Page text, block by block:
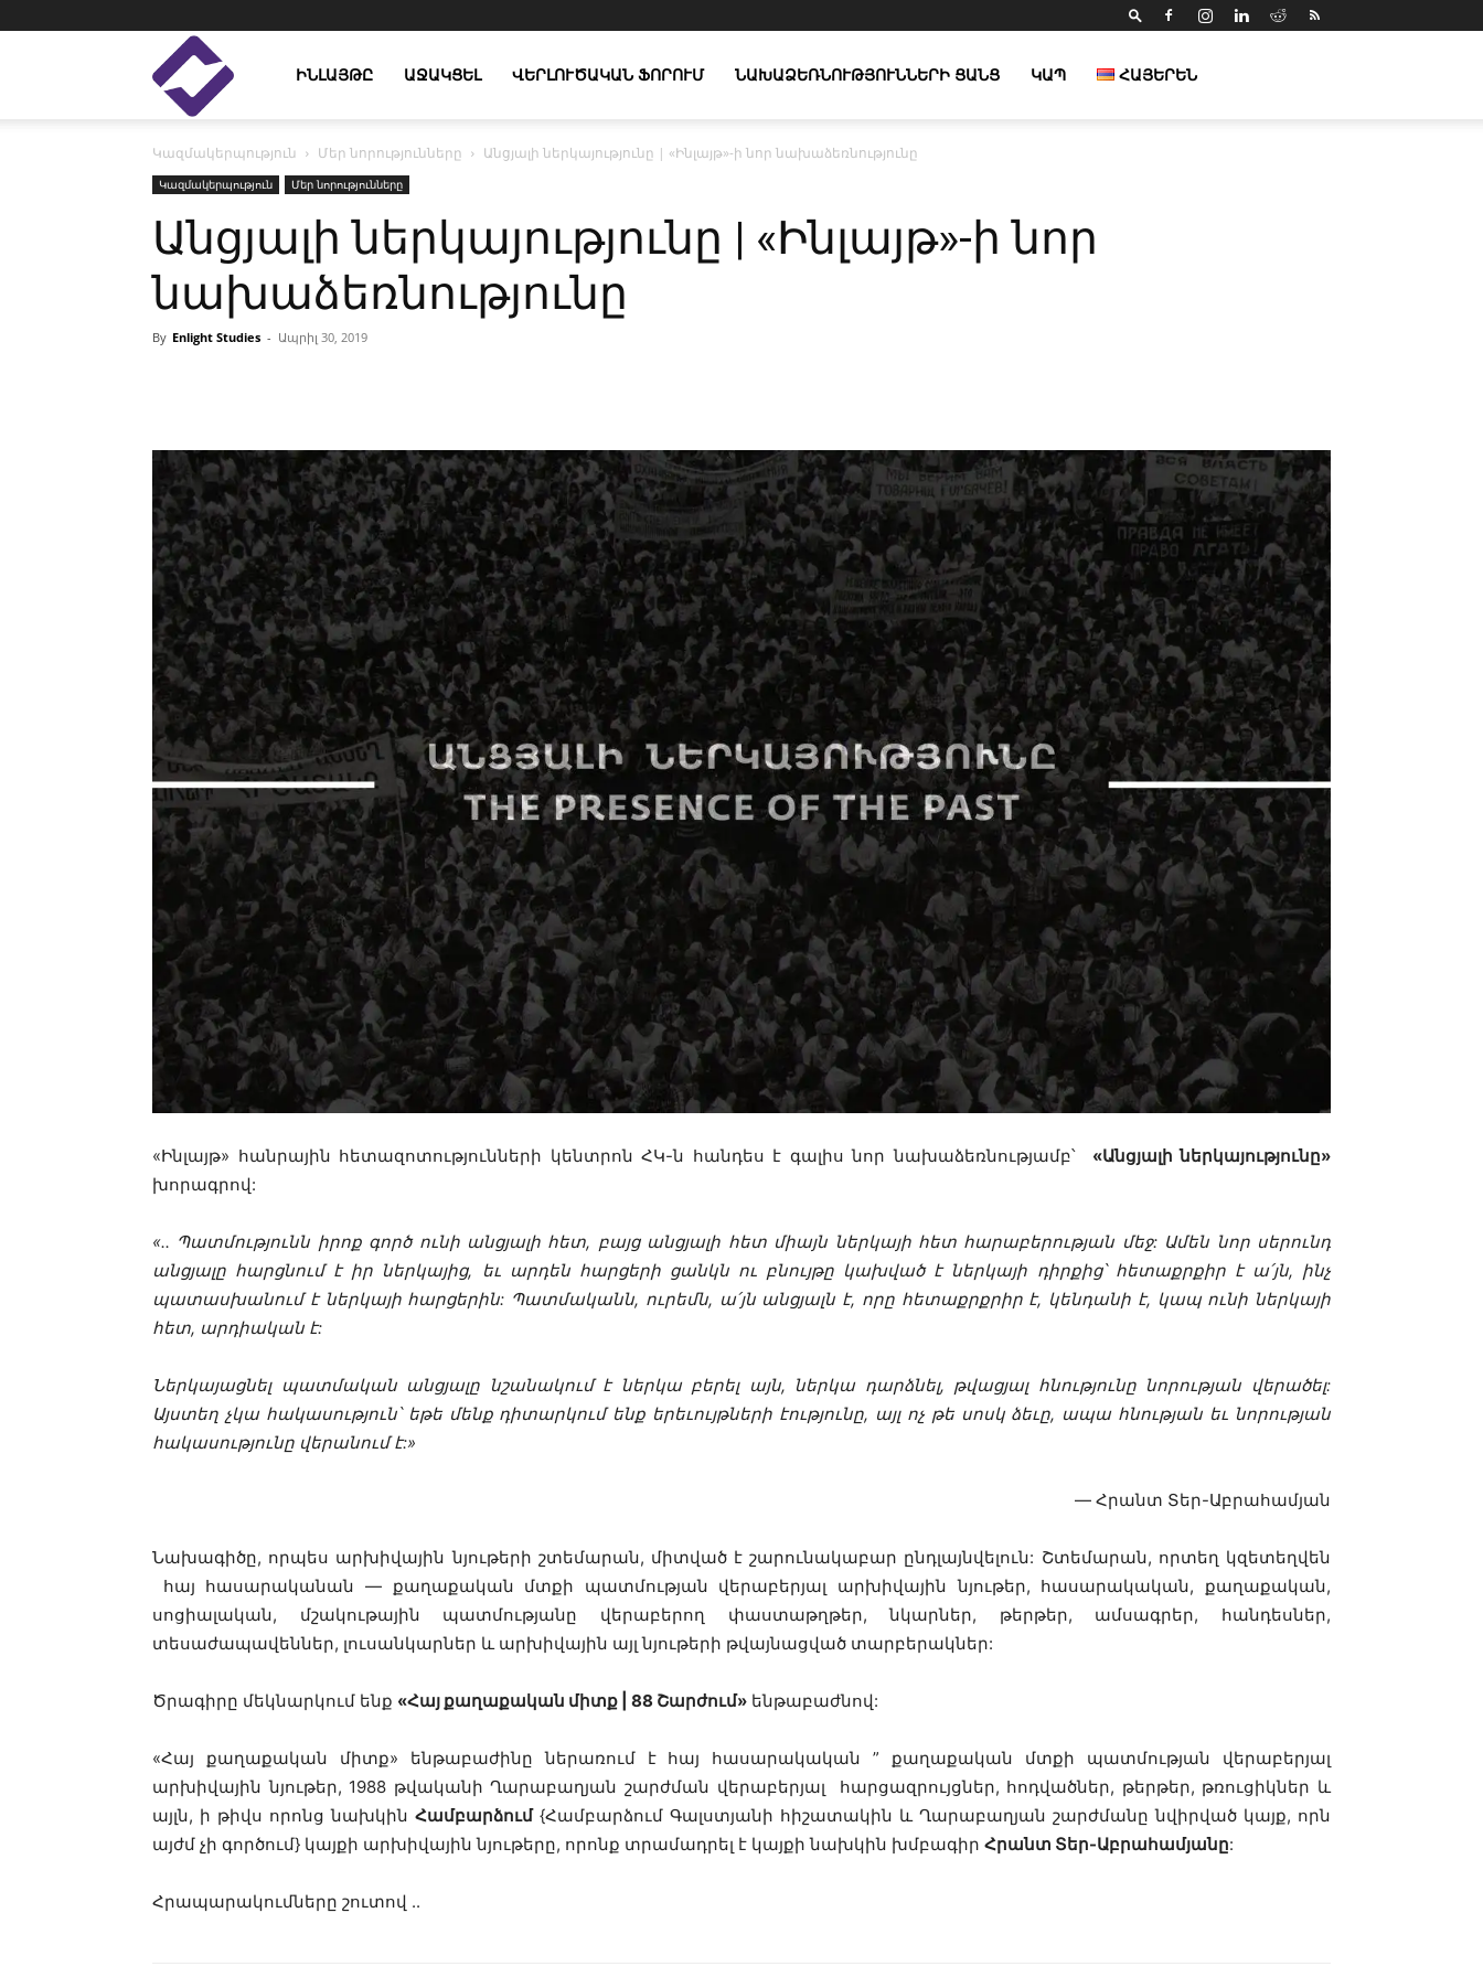
Enlight
Studies
ԻՆԼԱՅԹԸ ԱՋԱԿՑԵԼ ՎԵՐԼՈՒԾԱԿԱՆ ՖՈՐՈՒՄ ՆԱԽԱՁԵՌՆՈՒԹՅՈՒՆՆԵՐԻ ՑԱՆՑ ԿԱՊ ՀԱՅԵՐԵՆ
Կազմակերպություն Մեր նորությունները Անցյալի ներկայությունը | «Ինլայթ»-ի նոր նախաձեռնությունը
Կազմակերպություն Մեր նորությունները
Անցյալի ներկայությունը | «Ինլայթ»-ի նոր
նախաձեռնությունը
By Enlight Studies - Ապրիլ 30, 2019
«Ինլայթ» հանրային հետազոտությունների կենտրոն ՀԿ-ն հանդես է գալիս նոր նախաձեռնությամբ՝ «Անցյալի ներկայությունը»
խորագրով:
«.. Պատմությունն իրոք գործ ունի անցյալի հետ, բայց անցյալի հետ միայն ներկայի հետ հարաբերության մեջ: Ամեն նոր սերունդ
անցյալը հարցնում է իր ներկայից, եւ արդեն հարցերի ցանկն ու բնույթը կախված է ներկայի դիրքից՝ հետաքրքիր է ա՛յն, ինչ
պատասխանում է ներկայի հարցերին: Պատմականն, ուրեմն, ա՛յն անցյալն է, որը հետաքրքրիր է, կենդանի է, կապ ունի ներկայի
հետ, արդիական է:
Ներկայացնել պատմական անցյալը նշանակում է ներկա բերել այն, ներկա դարձնել, թվացյալ հնությունը նորության վերածել:
Այստեղ չկա հակասություն՝ եթե մենք դիտարկում ենք երեւույթների էությունը, այլ ոչ թե սոսկ ձեւը, ապա հնության եւ նորության
հակասությունը վերանում է:»
— Հրանտ Տեր-Աբրահամյան
Նախագիծը, որպես արխիվային նյութերի շտեմարան, միտված է շարունակաբար ընդլայնվելուն: Շտեմարան, որտեղ կզետեղվեն
հայ հասարականան — քաղաքական մտքի պատմության վերաբերյալ արխիվային նյութեր, հասարակական, քաղաքական,
սոցիալական, մշակութային պատմությանը վերաբերող փաստաթղթեր, նկարներ, թերթեր, ամսագրեր, հանդեսներ,
տեսաժապավեններ, լուսանկարներ և արխիվային այլ նյութերի թվայնացված տարբերակներ:
Ծրագիրը մեկնարկում ենք «Հայ քաղաքական միտք | 88 Շարժում» ենթաբաժնով:
«Հայ քաղաքական միտք» ենթաբաժինը ներառում է հայ հասարակական ” քաղաքական մտքի պատմության վերաբերյալ
արխիվային նյութեր, 1988 թվականի Ղարաբաղյան շարժման վերաբերյալ հարցազրույցներ, հոդվածներ, թերթեր, թռուցիկներ և
այլն, ի թիվս որոնց նախկին Համբարձում{Համբարձում Գալստյանի հիշատակին և Ղարաբաղյան շարժմանը նվիրված կայք, որն
այժմ չի գործում} կայքի արխիվային նյութերը, որոնք տրամադրել է կայքի նախկին խմբագիր Հրանտ Տեր-Աբրահամյանը:
Հրապարակումները շուտով ..